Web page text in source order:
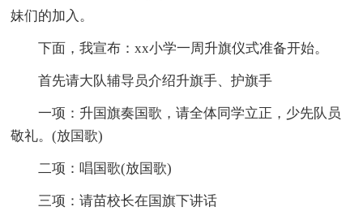
妹们的加入。
下面，我宣布：xx小学一周升旗仪式准备开始。
首先请大队辅导员介绍升旗手、护旗手
一项：升国旗奏国歌，请全体同学立正，少先队员
敬礼。(放国歌)
二项：唱国歌(放国歌)
三项：请苗校长在国旗下讲话